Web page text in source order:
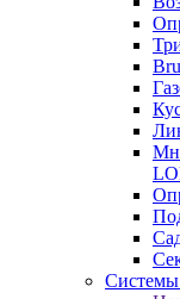
Системы